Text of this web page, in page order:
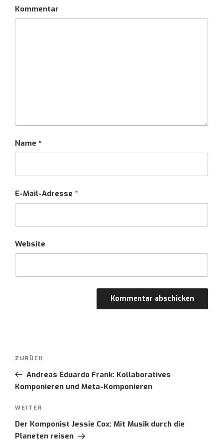
Kommentar
Name *
E-Mail-Adresse *
Website
Post
Vorheriger
Beitrag
ZURÜCK
Andreas Eduardo Frank: Kollaboratives
Komponieren und Meta-Komponieren
Nächster
Beitrag
WEITER
Der Komponist Jessie Cox: Mit Musik durch die
Planeten reisen